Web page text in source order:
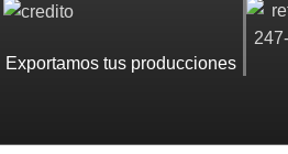
Exportamos tus producciones